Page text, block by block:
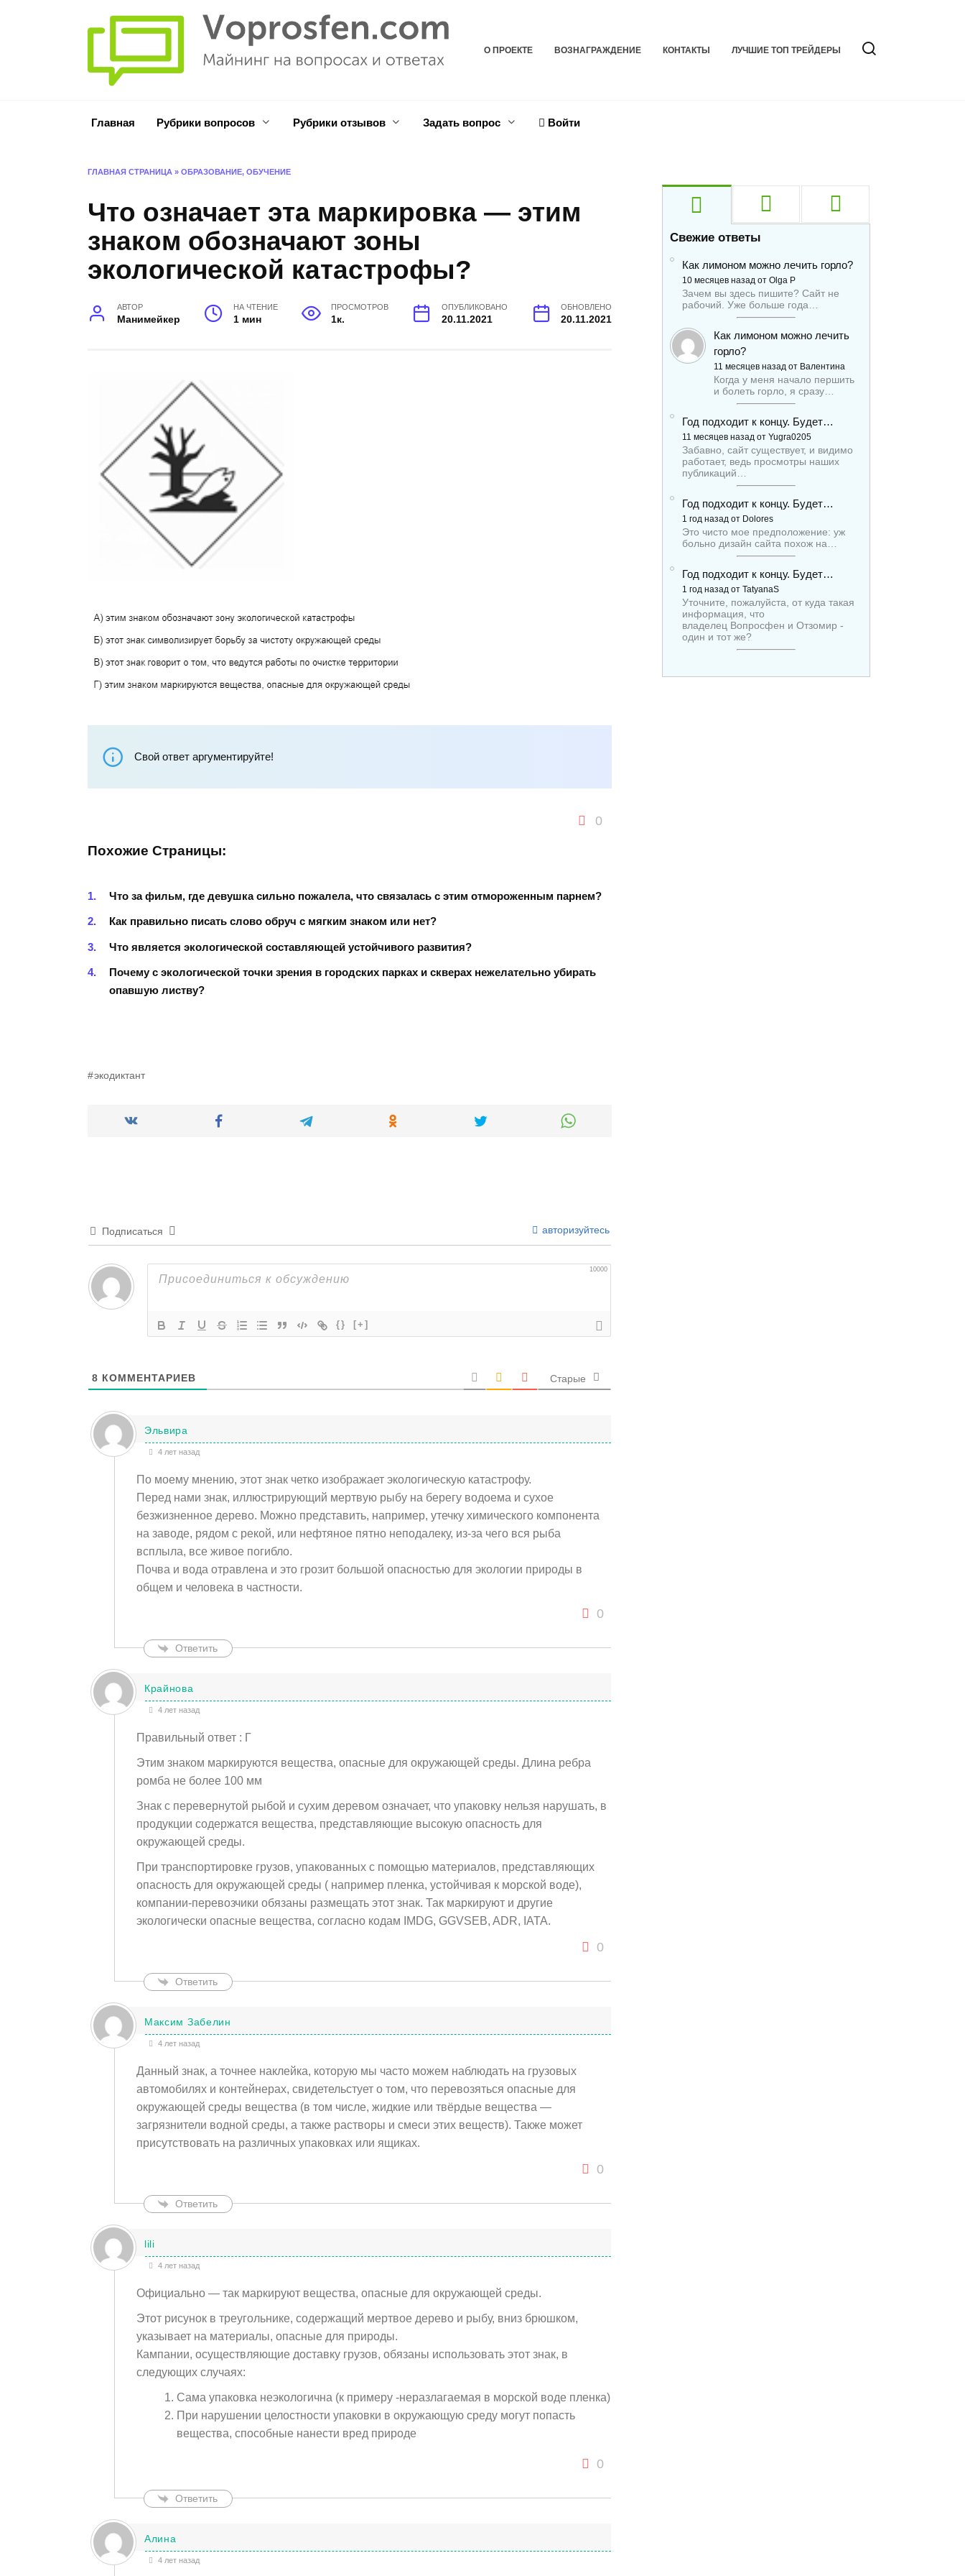
О ПРОЕКТЕ ВОЗНАГРАЖДЕНИЕ КОНТАКТЫ ЛУЧШИЕ ТОП ТРЕЙДЕРЫ
Главная Рубрики вопросов Рубрики отзывов Задать вопрос Войти
ГЛАВНАЯ СТРАНИЦА » ОБРАЗОВАНИЕ, ОБУЧЕНИЕ
Что означает эта маркировка — этим
знаком обозначают зоны
экологической катастрофы?
АВТОР
Манимейкер
НА ЧТЕНИЕ
1 мин
ПРОСМОТРОВ
1к.
ОПУБЛИКОВАНО
20.11.2021
ОБНОВЛЕНО
20.11.2021
Свой ответ аргументируйте!
0
Похожие Страницы:
Что за фильм, где девушка сильно пожалела, что связалась с этим отмороженным парнем?
Как правильно писать слово обруч с мягким знаком или нет?
Что является экологической составляющей устойчивого развития?
Почему с экологической точки зрения в городских парках и скверах нежелательно убирать
опавшую листву?
экодиктант
Подписаться авторизуйтесь
10000
{} [+]
8 КОММЕНТАРИЕВ Старые
Эльвира
4 лет назад
По моему мнению, этот знак четко изображает экологическую катастрофу.
Перед нами знак, иллюстрирующий мертвую рыбу на берегу водоема и сухое
безжизненное дерево. Можно представить, например, утечку химического компонента
на заводе, рядом с рекой, или нефтяное пятно неподалеку, из-за чего вся рыба
всплыла, все живое погибло.
Почва и вода отравлена и это грозит большой опасностью для экологии природы в
общем и человека в частности.
0
Ответить
Крайнова
4 лет назад
Правильный ответ : Г
Этим знаком маркируются вещества, опасные для окружающей среды. Длина ребра
ромба не более 100 мм
Знак с перевернутой рыбой и сухим деревом означает, что упаковку нельзя нарушать, в
продукции содержатся вещества, представляющие высокую опасность для
окружающей среды.
При транспортировке грузов, упакованных с помощью материалов, представляющих
опасность для окружающей среды ( например пленка, устойчивая к морской воде),
компании-перевозчики обязаны размещать этот знак. Так маркируют и другие
экологически опасные вещества, согласно кодам IMDG, GGVSEB, ADR, IATA.
0
Ответить
Максим Забелин
4 лет назад
Данный знак, а точнее наклейка, которую мы часто можем наблюдать на грузовых
автомобилях и контейнерах, свидетельстует о том, что перевозяться опасные для
окружающей среды вещества (в том числе, жидкие или твёрдые вещества —
загрязнители водной среды, а также растворы и смеси этих веществ). Также может
присутствовать на различных упаковках или ящиках.
0
Ответить
lili
4 лет назад
Официально — так маркируют вещества, опасные для окружающей среды.
Этот рисунок в треугольнике, содержащий мертвое дерево и рыбу, вниз брюшком,
указывает на материалы, опасные для природы.
Кампании, осуществляющие доставку грузов, обязаны использовать этот знак, в
следующих случаях:
Сама упаковка неэкологична (к примеру -неразлагаемая в морской воде пленка)
При нарушении целостности упаковки в окружающую среду могут попасть
вещества, способные нанести вред природе
0
Ответить
Алина
4 лет назад
Свежие ответы
Как лимоном можно лечить горло?
10 месяцев назад от Olga P
Зачем вы здесь пишите? Сайт не
рабочий. Уже больше года…
Как лимоном можно лечить
горло?
11 месяцев назад от Валентина
Когда у меня начало першить
и болеть горло, я сразу…
Год подходит к концу. Будет…
11 месяцев назад от Yugra0205
Забавно, сайт существует, и видимо
работает, ведь просмотры наших
публикаций…
Год подходит к концу. Будет…
1 год назад от Dolores
Это чисто мое предположение: уж
больно дизайн сайта похож на…
Год подходит к концу. Будет…
1 год назад от TatyanaS
Уточните, пожалуйста, от куда такая
информация, что
владелец Вопросфен и Отзомир -
один и тот же?